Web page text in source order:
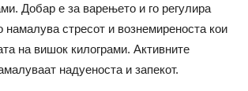
Добар е за варењето и го регулира
намалува стресот и вознемиреноста кои
на вишок килограми. Активните
надуеноста и запекот.